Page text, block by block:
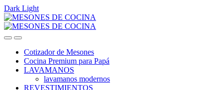
Dark Light
Skip
to
navigation
Skip
to
content
Cotizador de Mesones
Cocina Premium para Papá
LAVAMANOS
lavamanos modernos
REVESTIMIENTOS